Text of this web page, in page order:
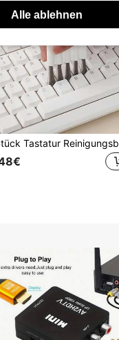
Alle ablehnen